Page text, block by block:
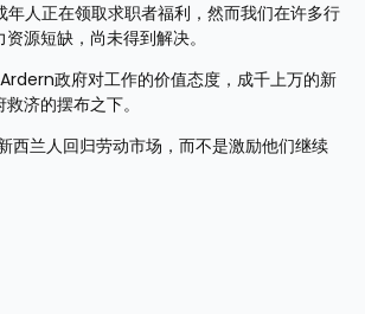
年人正在领取求职者福利，然而我们在许多行
源短缺，尚未得到解决。
政府对工作的价值态度，成千上万的新
济的摆布之下。
西兰人回归劳动市场，而不是激励他们继续